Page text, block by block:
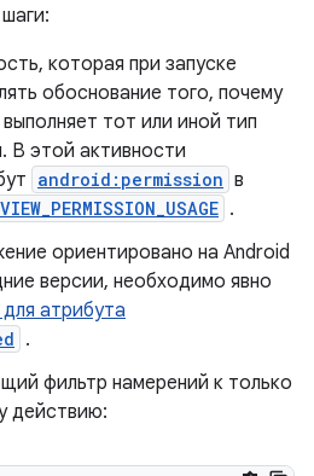
которая при запуске
обоснование того, почему
тот или иной тип
В этой активности
android:permission в
.
ориентировано на Android
версии, необходимо явно
атрибута
.
фильтр намерений к только
действию: